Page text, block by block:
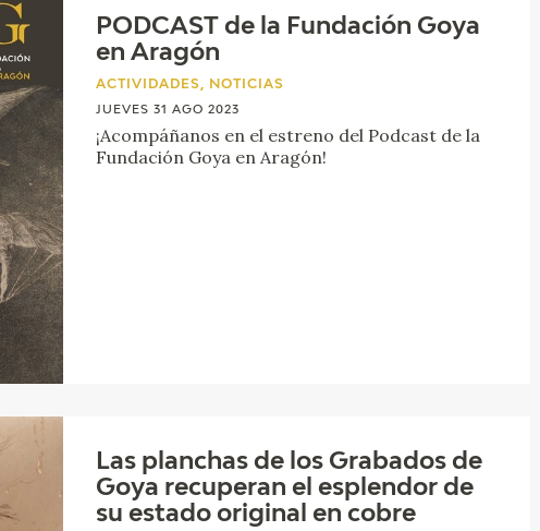
PODCAST de la Fundación Goya
en Aragón
ACTIVIDADES, NOTICIAS
JUEVES 31 AGO 2023
¡Acompáñanos en el estreno del Podcast de la
Fundación Goya en Aragón!
Las planchas de los Grabados de
Goya recuperan el esplendor de
su estado original en cobre